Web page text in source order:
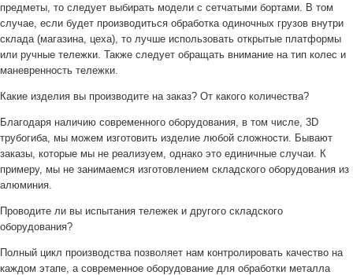
предметы, то следует выбирать модели с сетчатыми бортами. В том
случае, если будет производиться обработка одиночных грузов внутри
склада (магазина, цеха), то лучше использовать открытые платформы
или ручные тележки. Также следует обращать внимание на тип колес и
маневренность тележки.
Какие изделия вы производите на заказ? От какого количества?
Благодаря наличию современного оборудования, в том числе, 3D
трубогиба, мы можем изготовить изделие любой сложности. Бывают
заказы, которые мы не реализуем, однако это единичные случаи. К
примеру, мы не занимаемся изготовлением складского оборудования из
алюминия.
Проводите ли вы испытания тележек и другого складского
оборудования?
Полный цикл производства позволяет нам контролировать качество на
каждом этапе, а современное оборудование для обработки металла